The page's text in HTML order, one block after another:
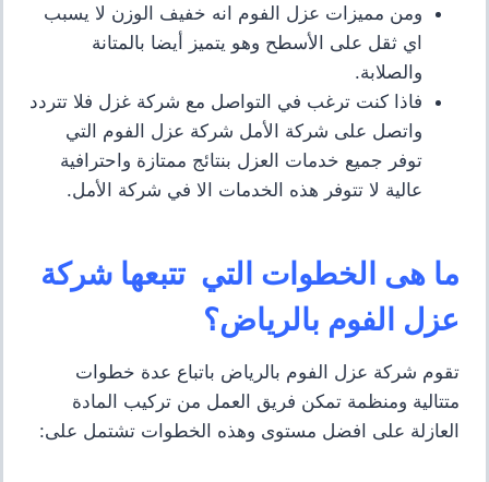
ومن مميزات عزل الفوم انه خفيف الوزن لا يسبب
اي ثقل على الأسطح وهو يتميز أيضا بالمتانة
والصلابة.
فاذا كنت ترغب في التواصل مع شركة غزل فلا تتردد
واتصل على شركة الأمل شركة عزل الفوم التي
توفر جميع خدمات العزل بنتائج ممتازة واحترافية
عالية لا تتوفر هذه الخدمات الا في شركة الأمل.
ما هى الخطوات التي تتبعها شركة
عزل الفوم بالرياض؟
تقوم شركة عزل الفوم بالرياض باتباع عدة خطوات
متتالية ومنظمة تمكن فريق العمل من تركيب المادة
العازلة على افضل مستوى وهذه الخطوات تشتمل على: